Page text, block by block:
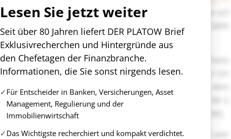
Lesen Sie jetzt weiter
Seit über 80 Jahren liefert DER PLATOW Brief
Exklusivrecherchen und Hintergründe aus
den Chefetagen der Finanzbranche.
Informationen, die Sie sonst nirgends lesen.
Für Entscheider in Banken, Versicherungen, Asset
Management, Regulierung und der
Immobilienwirtschaft
Das Wichtigste recherchiert und kompakt verdichtet.